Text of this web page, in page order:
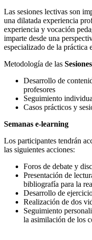
Las sesiones lectivas son
una dilatada experiencia
experiencia y vocación
imparte desde una
especializado de la práctica
Metodología de las
Desarrollo de
profesores
Seguimiento
Casos prácticos y
Semanas e-learning
Los participantes tendrán
las siguientes acciones:
Foros de debate y
Presentación de
bibliografía para la
Desarrollo de
Realización de dos
Seguimiento
la asimilación de los